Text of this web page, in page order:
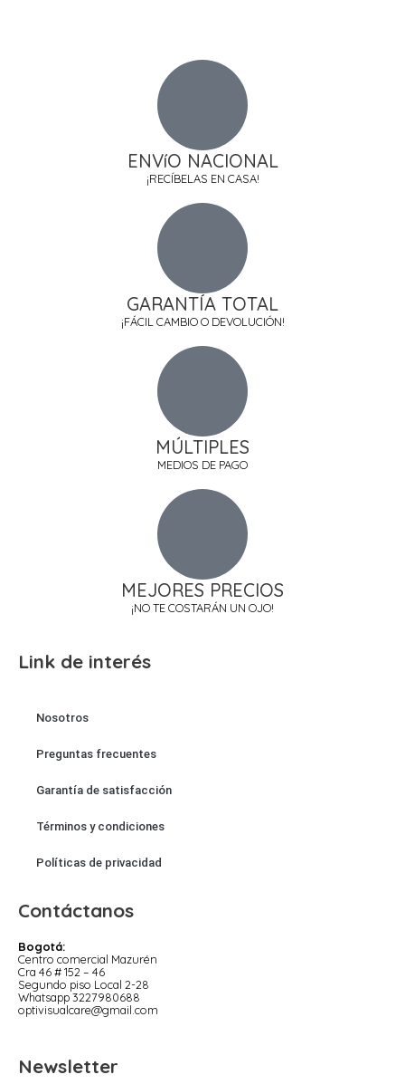
ENVíO NACIONAL
¡RECÍBELAS EN CASA!
GARANTÍA TOTAL
¡FÁCIL CAMBIO O DEVOLUCIÓN!
MÚLTIPLES
MEDIOS DE PAGO
MEJORES PRECIOS
¡NO TE COSTARÁN UN OJO!
Link de interés
Nosotros
Preguntas frecuentes
Garantía de satisfacción
Términos y condiciones
Políticas de privacidad
Contáctanos
Bogotá:
Centro comercial Mazurén
Cra 46 # 152 – 46
Segundo piso Local 2-28
Whatsapp 3227980688
optivisualcare@gmail.com
Newsletter